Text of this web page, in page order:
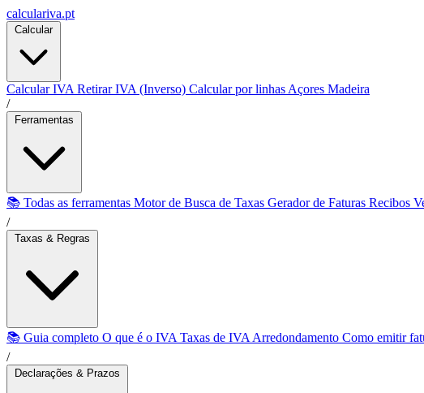
calculariva.pt
Calcular
Calcular IVA Retirar IVA (Inverso) Calcular por linhas Açores Madeira
/
📚 Todas as ferramentas Motor de Busca de Taxas Gerador de Faturas Recibos
/
📚 Guia completo O que é o IVA Taxas de IVA Arredondamento Como emitir
/